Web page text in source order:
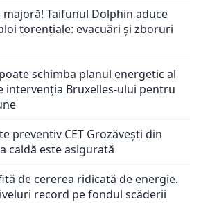
Taifunul Dolphin aduce
torențiale: evacuări și zboruri
schimba planul energetic al
intervenția Bruxelles-ului pentru
preventiv CET Grozăvești din
caldă este asigurată
de cererea ridicată de energie.
record pe fondul scăderii